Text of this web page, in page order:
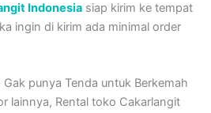
Indonesia siap kirim ke tempat
ingin di kirim ada minimal order
punya Tenda untuk Berkemah
lainnya, Rental toko Cakarlangit